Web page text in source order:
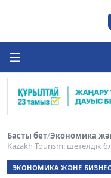
Басты бет/Экономика
Kazakh Tourism: шетелдік
ЭКОНОМИКА ЖӘНЕ БИЗНЕС